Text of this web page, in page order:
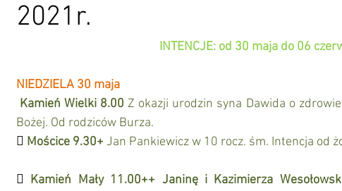
2021r.
INTENCJE: od 30 maja do 06
NIEDZIELA 30 maja
Kamień Wielki 8.00 Z okazji urodzin syna Dawida o
Bożej. Od rodziców Burza.
 Mościce 9.30+ Jan Pankiewicz w 10 rocz. śm. Intencja od
 Kamień Mały 11.00++ Janinę i Kazimierza